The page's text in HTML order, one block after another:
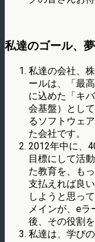
私達のゴール、
私達の会社、
ールは、「最
に込めた「キ
会基盤）とし
るソフトウェ
た会社です。
2012年中に、
目標にして活
た教育を、も
支払えれば良
しようと思って
メインが、e
後、その役割
私達は、学び